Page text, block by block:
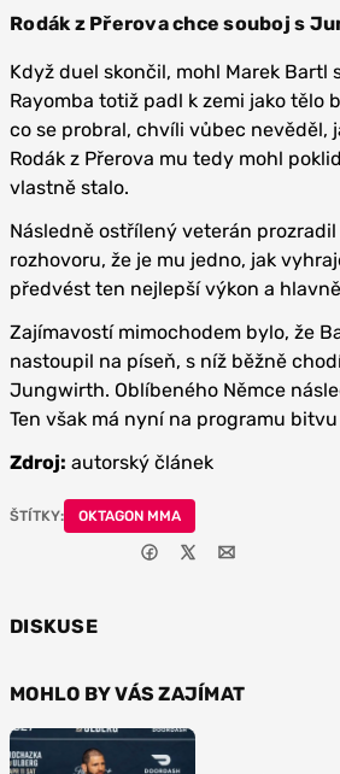
Rodák z Přerova chce souboj s
Když duel skončil, mohl Marek Bartl
Rayomba totiž padl k zemi jako tělo
co se probral, chvíli vůbec nevěděl,
Rodák z Přerova mu tedy mohl
vlastně stalo.
Následně ostřílený veterán
rozhovoru, že je mu jedno, jak
předvést ten nejlepší výkon a
Zajímavostí mimochodem bylo, že
nastoupil na píseň, s níž běžně
Jungwirth. Oblíbeného Němce
Ten však má nyní na programu
Zdroj: autorský článek
ŠTÍTKY: OKTAGON MMA
DISKUSE
MOHLO BY VÁS ZAJÍMAT